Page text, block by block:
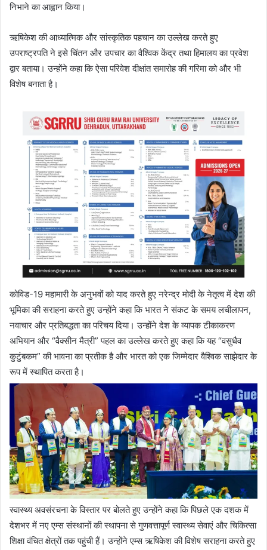
निभाने का आह्वान किया।
ऋषिकेश की आध्यात्मिक और सांस्कृतिक पहचान का उल्लेख करते हुए
उपराष्ट्रपति ने इसे चिंतन और उपचार का वैश्विक केंद्र तथा हिमालय का प्रवेश
द्वार बताया। उन्होंने कहा कि ऐसा परिवेश दीक्षांत समारोह की गरिमा को और भी
विशेष बनाता है।
कोविड-19 महामारी के अनुभवों को याद करते हुए नरेन्द्र मोदी के नेतृत्व में देश की
भूमिका की सराहना करते हुए उन्होंने कहा कि भारत ने संकट के समय लचीलापन,
नवाचार और प्रतिबद्धता का परिचय दिया। उन्होंने देश के व्यापक टीकाकरण
अभियान और “वैक्सीन मैत्री” पहल का उल्लेख करते हुए कहा कि यह “वसुधैव
कुटुंबकम” की भावना का प्रतीक है और भारत को एक जिम्मेदार वैश्विक साझेदार के
रूप में स्थापित करता है।
स्वास्थ्य अवसंरचना के विस्तार पर बोलते हुए उन्होंने कहा कि पिछले एक दशक में
देशभर में नए एम्स संस्थानों की स्थापना से गुणवत्तापूर्ण स्वास्थ्य सेवाएं और चिकित्सा
शिक्षा वंचित क्षेत्रों तक पहुंची हैं। उन्होंने एम्स ऋषिकेश की विशेष सराहना करते हुए